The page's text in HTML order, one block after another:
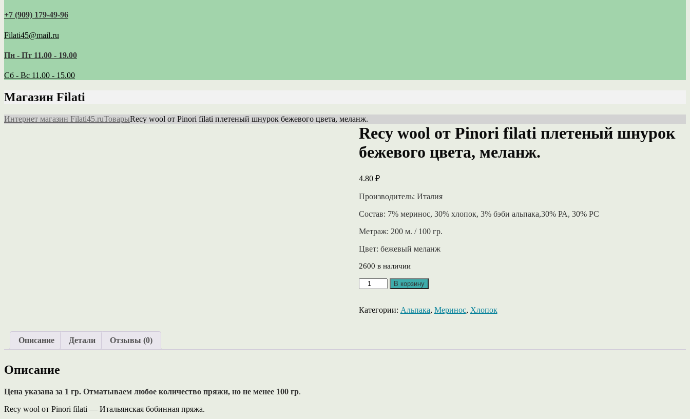
+7 (909) 179‑49-96
Filati45@mail.ru
Пн - Пт 11.00 - 19.00
Сб - Вс 11.00 - 15.00
Магазин Filati
Интернет магазин Filati45.ruТоварыRecy wool от Pinori filati плетеный шнурок бежевого цвета, меланж.
Recy wool от Pinori filati плетеный шнурок
бежевого цвета, меланж.
4.80 ₽
Производитель: Италия
Состав: 7% меринос, 30% хлопок, 3% бэби альпака,30% РА, 30% РС
Метраж: 200 м. / 100 гр.
Цвет: бежевый меланж
2600 в наличии
Количество
товара
wool
В корзину
Категории: Альпака, Меринос, Хлопок
Описание Детали Отзывы (0)
Описание
Цена указана за 1 гр. Отматываем любое количество пряжи, но не менее 100 гр.
Recy wool от Pinori filati — Итальянская бобинная пряжа.